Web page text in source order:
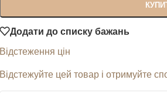
Додати до списку бажань
Відстеження цін
Відстежуйте цей товар і отримуйте